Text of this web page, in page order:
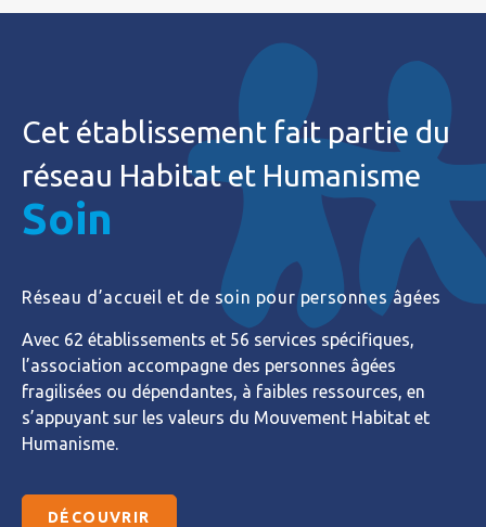
Cet établissement fait partie du
réseau Habitat et Humanisme
Soin
Réseau d’accueil et de soin pour personnes âgées
Avec 62 établissements et 56 services spécifiques,
l’association accompagne des personnes âgées
fragilisées ou dépendantes, à faibles ressources, en
s’appuyant sur les valeurs du Mouvement Habitat et
Humanisme.
DÉCOUVRIR